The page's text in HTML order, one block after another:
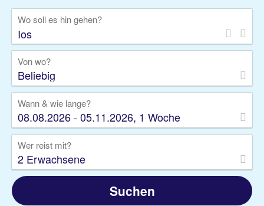
Rundreise
Kreuzfahrt
Gruppenreise
Camper Privattransfer
Wo soll es hin gehen?
Von wo?
Beliebig
Wann & wie lange?
08.08.2026 - 05.11.2026, 1 Woche
Wer reist mit?
2 Erwachsene
Suchen